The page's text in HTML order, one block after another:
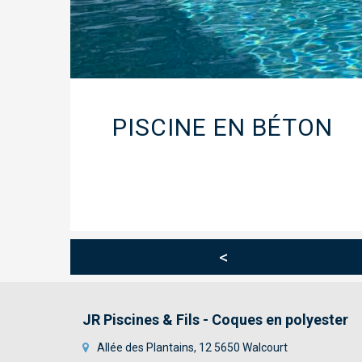
PISCINE EN BÉTON
<
JR Piscines & Fils - Coques en polyester
Allée des Plantains, 12 5650 Walcourt